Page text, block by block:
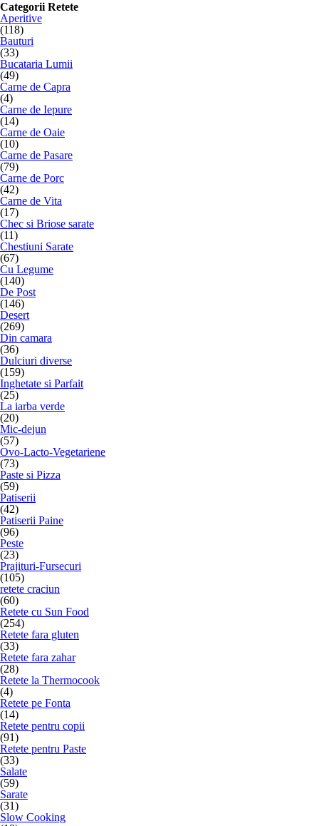
Categorii Retete
Aperitive
(118)
Bauturi
(33)
Bucataria Lumii
(49)
Carne de Capra
(4)
Carne de Iepure
(14)
Carne de Oaie
(10)
Carne de Pasare
(79)
Carne de Porc
(42)
Carne de Vita
(17)
Chec si Briose sarate
(11)
Chestiuni Sarate
(67)
Cu Legume
(140)
De Post
(146)
Desert
(269)
Din camara
(36)
Dulciuri diverse
(159)
Inghetate si Parfait
(25)
La iarba verde
(20)
Mic-dejun
(57)
Ovo-Lacto-Vegetariene
(73)
Paste si Pizza
(59)
Patiserii
(42)
Patiserii Paine
(96)
Peste
(23)
Prajituri-Fursecuri
(105)
retete craciun
(60)
Retete cu Sun Food
(254)
Retete fara gluten
(33)
Retete fara zahar
(28)
Retete la Thermocook
(4)
Retete pe Fonta
(14)
Retete pentru copii
(91)
Retete pentru Paste
(33)
Salate
(59)
Sarate
(31)
Slow Cooking